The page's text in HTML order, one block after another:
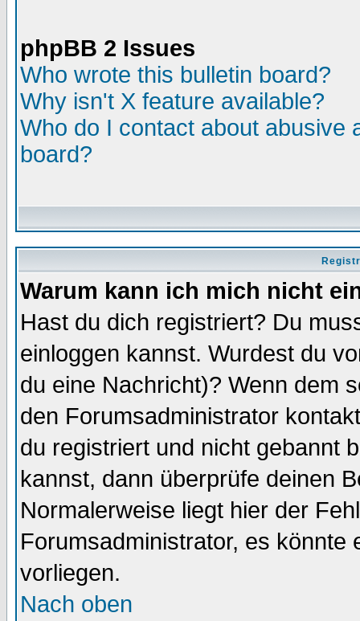
phpBB 2 Issues
Who wrote this bulletin board?
Why isn't X feature available?
Who do I contact about abusive
board?
Warum kann ich mich nicht
Hast du dich registriert? Du
einloggen kannst. Wurdest du
du eine Nachricht)? Wenn dem
den Forumsadministrator
du registriert und nicht gebannt
kannst, dann überprüfe deinen
Normalerweise liegt hier der
Forumsadministrator, es könnte
vorliegen.
Nach oben